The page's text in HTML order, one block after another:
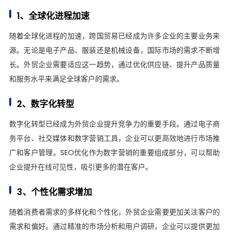
1、全球化进程加速
随着全球化进程的加速，跨国贸易已经成为许多企业的主要业务来
源。无论是电子产品、服装还是机械设备，国际市场的需求不断增
长。外贸企业需要适应这一趋势，通过优化供应链、提升产品质量
和服务水平来满足全球客户的需求。
2、数字化转型
数字化转型已经成为外贸企业提升竞争力的重要手段。通过电子商
务平台、社交媒体和数字营销工具，企业可以更高效地进行市场推
广和客户管理。SEO优化作为数字营销的重要组成部分，可以帮助
企业提升在线可见性，吸引更多的潜在客户。
3、个性化需求增加
随着消费者需求的多样化和个性化，外贸企业需要更加关注客户的
需求和偏好。通过精准的市场分析和用户调研，企业可以提供更加